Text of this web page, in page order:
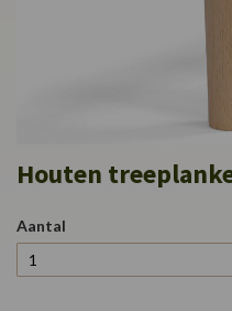
Houten
Aantal
naar
begin
van
de